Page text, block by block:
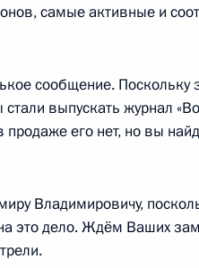
СМИ «Правда
самые активные и
сообщение. Поскольку
выпускать журнал
его нет, но вы
Владимировичу,
это дело. Ждём Ваших